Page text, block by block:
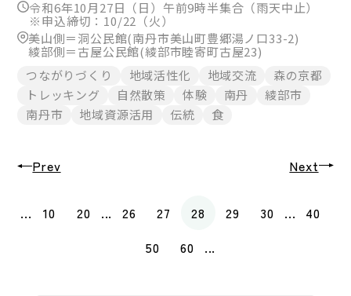
令和6年10月27日（日）午前9時半集合（雨天中止）
※申込締切：10/22（火）
美山側＝洞公民館(南丹市美山町豊郷湯ノ口33-2)
綾部側＝古屋公民館(綾部市睦寄町古屋23)
つながりづくり
地域活性化 地域交流
森の京都
トレッキング
自然散策 体験 南丹
綾部市
南丹市
地域資源活用 伝統 食
Prev
... 10 20 ... 26 27 28 29 30 ...
40
50
60 ...
Next